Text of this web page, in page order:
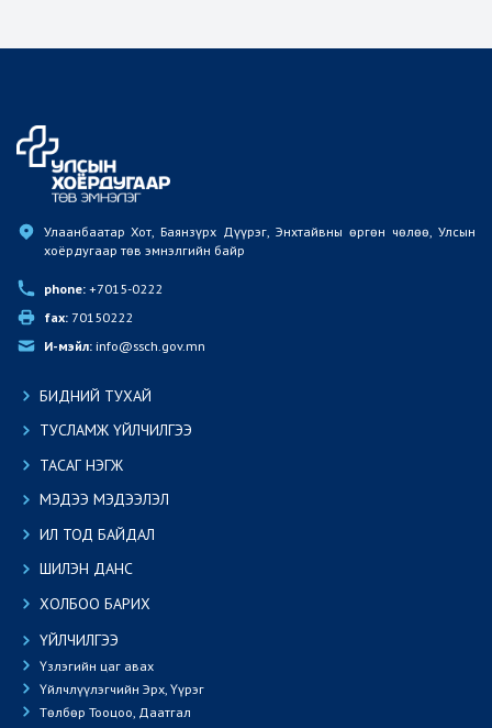
Улаанбаатар Хот, Баянзүрх Дүүрэг, Энхтайвны өргөн чөлөө, Улсын
хоёрдугаар төв эмнэлгийн байр
phone: +7015-0222
fax: 70150222
И-мэйл: info@ssch.gov.mn
БИДНИЙ ТУХАЙ
ТУСЛАМЖ ҮЙЛЧИЛГЭЭ
ТАСАГ НЭГЖ
МЭДЭЭ МЭДЭЭЛЭЛ
ИЛ ТОД БАЙДАЛ
ШИЛЭН ДАНС
ХОЛБОО БАРИХ
ҮЙЛЧИЛГЭЭ
Үзлэгийн цаг авах
Үйлчлүүлэгчийн Эрх, Үүрэг
Төлбөр Тооцоо, Даатгал